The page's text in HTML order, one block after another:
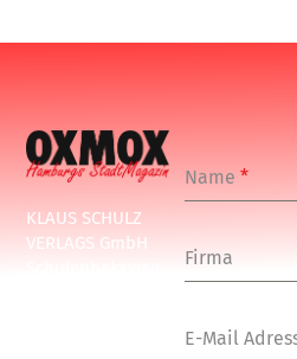
KLAUS SCHULZ
VERLAGS GmbH
Name*
Firma
E-Mail